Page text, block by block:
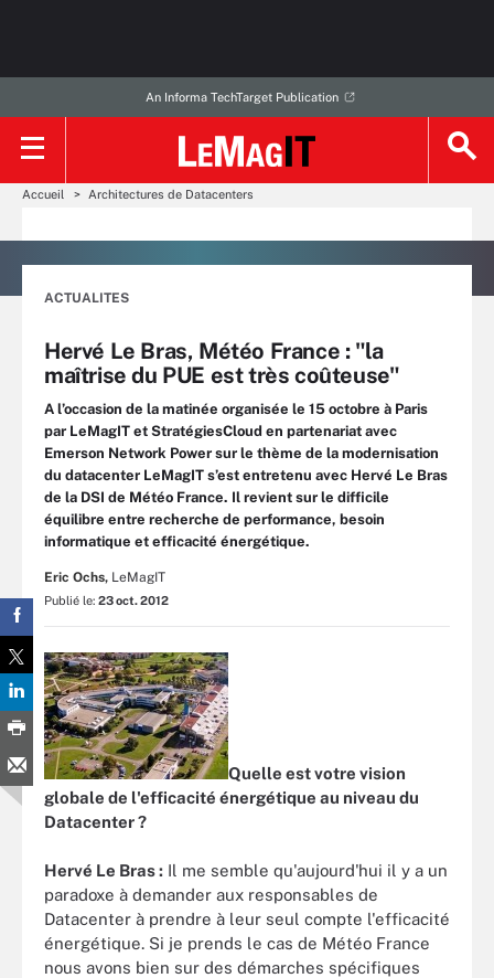
An Informa TechTarget Publication
Accueil Architectures de Datacenters
ACTUALITES
Hervé Le Bras, Météo France : "la
maîtrise du PUE est très coûteuse"
A l’occasion de la matinée organisée le 15 octobre à Paris
par LeMagIT et StratégiesCloud en partenariat avec
Emerson Network Power sur le thème de la modernisation
du datacenter LeMagIT s’est entretenu avec Hervé Le Bras
de la DSI de Météo France. Il revient sur le difficile
équilibre entre recherche de performance, besoin
informatique et efficacité énergétique.
Eric Ochs, LeMagIT
Publié le: 23 oct. 2012
Quelle est votre vision
globale de l'efficacité énergétique au niveau du
Datacenter ?
Hervé Le Bras : Il me semble qu'aujourd'hui il y a un
paradoxe à demander aux responsables de
Datacenter à prendre à leur seul compte l'efficacité
énergétique. Si je prends le cas de Météo France
nous avons bien sur des démarches spécifiques